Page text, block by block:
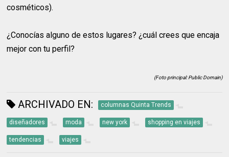
cosméticos).
¿Conocías alguno de estos lugares? ¿cuál crees que encaja
mejor con tu perfil?
(Foto principal: Public Domain)
ARCHIVADO EN: columnas Quinta Trends
diseñadores moda new york shopping en viajes
tendencias viajes